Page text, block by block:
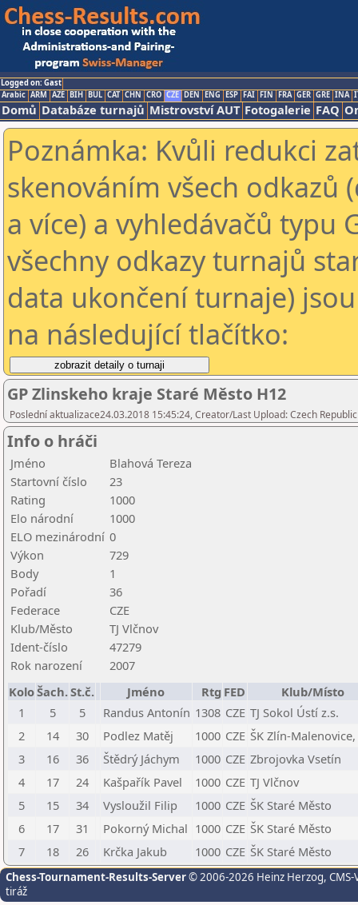
Logged on: Gast
Arabic ARM AZE BIH BUL CAT CHN CRO CZE DEN ENG ESP FAI FIN FRA GER GRE INA
Domů Databáze turnajů Mistrovství AUT Fotogalerie FAQ
Poznámka: Kvůli redukci
skenováním všech odkazů
a více) a vyhledávačů typu
všechny odkazy turnajů
data ukončení turnaje)
na následující tlačítko:
GP Zlinskeho kraje Staré Město H12
Poslední aktualizace24.03.2018 15:45:24, Creator/Last Upload: Czech
Info o hráči
Jméno
Blahová Tereza
Startovní číslo
23
Rating
1000
Elo národní
1000
ELO mezinárodní 0
Výkon
729
Body
1
Pořadí
36
Federace
CZE
Klub/Město
TJ Vlčnov
Ident-číslo
47279
Rok narození
2007
KoloŠach.St.č. Jméno Rtg FED
Klub/Místo
1
5 5 Randus Antonín 1308 CZE TJ Sokol Ústí z.s.
2
14 30 Podlez Matěj 1000 CZE ŠK Zlín-Malenovice,
3
16 36 Štědrý Jáchym 1000 CZE Zbrojovka Vsetín
4
17 24 Kašpařík Pavel 1000 CZE TJ Vlčnov
5
15 34 Vysloužil Filip 1000 CZE ŠK Staré Město
6
17 31 Pokorný Michal 1000 CZE ŠK Staré Město
7
18 26 Krčka Jakub 1000 CZE ŠK Staré Město
Chess-Tournament-Results-Server© 2006-2026 Heinz Herzog,
tiráž